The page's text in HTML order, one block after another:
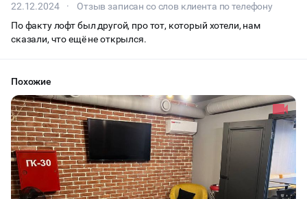
22.12.2024 ·
Отзыв записан со слов клиента по телефону
По факту лофт был другой, про тот, который хотели, нам
сказали, что ещё не открылся.
ДЕГУСТАЦИИ
ЧАЕПИТИЕ
ТИМБИЛДИНГ
Похожие